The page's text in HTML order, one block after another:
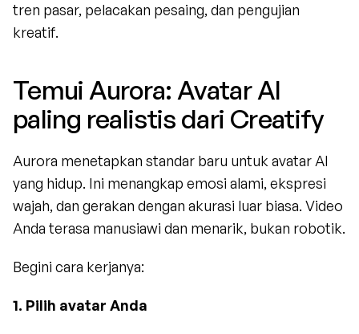
tren pasar, pelacakan pesaing, dan pengujian
kreatif.
Temui Aurora: Avatar AI
paling realistis dari Creatify
Aurora menetapkan standar baru untuk avatar AI
yang hidup. Ini menangkap emosi alami, ekspresi
wajah, dan gerakan dengan akurasi luar biasa. Video
Anda terasa manusiawi dan menarik, bukan robotik.
Begini cara kerjanya:
1. Pilih avatar Anda